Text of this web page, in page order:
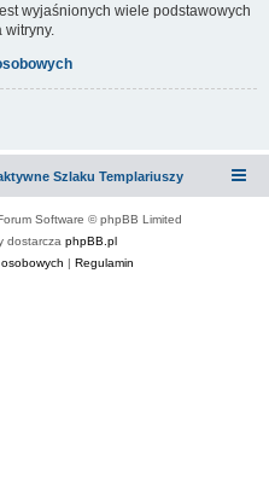
wyjaśnionych wiele podstawowych
Szlaku Templariuszy
Software © phpBB Limited
dostarcza phpBB.pl
| Regulamin